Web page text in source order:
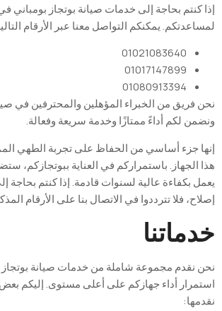
كنتم بحاجة إلى خدمات صيانة بوتجاز بومباني في
يمكنكم التواصل معنا عبر الأرقام التالية:
01021083640
01017147899
01080913394
فريق من الخبراء المؤهلين والمحترفين في صيانة
لكم أداءً ممتازًا وخدمة سريعة وفعالة.
جزء أساسي من الحفاظعلى تجربةالطهيالممتازة
الجهاز.باستمراركم فيالعنايةببوتجازكم،
بكفاءةعاليةلسنواتقادمة.إذاكنتمبحاجةإلىأي
،فلاتترددوا فيالاتصالبناعلى الأرقامالمذكورة
نقدم مجموعة شاملة من خدمات صيانة بوتجاز
أداء جهازكم على أعلى مستوى. إليكم بعض
: